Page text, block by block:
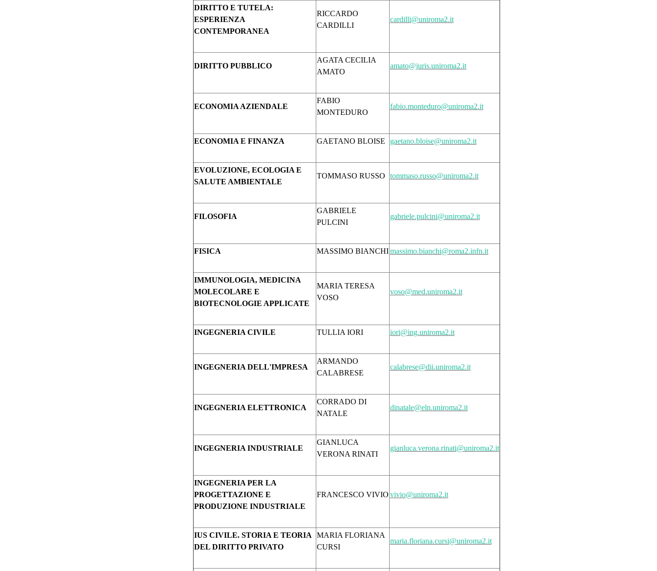
DIRITTO E TUTELA:
ESPERIENZA
CONTEMPORANEA
RICCARDO
CARDILLI
cardilli@uniroma2.it
DIRITTO PUBBLICO
AGATA CECILIA
AMATO
amato@juris.uniroma2.it
ECONOMIA AZIENDALE
FABIO
MONTEDURO
fabio.monteduro@uniroma2.it
ECONOMIA E FINANZA GAETANO BLOISE gaetano.bloise@uniroma2.it
EVOLUZIONE, ECOLOGIA E
SALUTE AMBIENTALE
TOMMASO RUSSO tommaso.russo@uniroma2.it
FILOSOFIA
GABRIELE
PULCINI
gabriele.pulcini@uniroma2.it
FISICA MASSIMO BIANCHI massimo.bianchi@roma2.infn.it
IMMUNOLOGIA, MEDICINA
MOLECOLARE E
BIOTECNOLOGIE APPLICATE
MARIA TERESA
VOSO
voso@med.uniroma2.it
INGEGNERIA CIVILE TULLIA IORI iori@ing.uniroma2.it
INGEGNERIA DELL'IMPRESA
ARMANDO
CALABRESE
calabrese@dii.uniroma2.it
INGEGNERIA ELETTRONICA
CORRADO DI
NATALE
dinatale@eln.uniroma2.it
INGEGNERIA INDUSTRIALE
GIANLUCA
VERONA RINATI
gianluca.verona.rinati@uniroma2.it
INGEGNERIA PER LA
PROGETTAZIONE E
PRODUZIONE INDUSTRIALE
FRANCESCO VIVIO vivio@uniroma2.it
IUS CIVILE. STORIA E TEORIA
DEL DIRITTO PRIVATO
MARIA FLORIANA
CURSI
maria.floriana.cursi@uniroma2.it